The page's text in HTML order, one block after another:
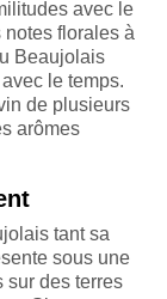
avec le
florales à
Beaujolais
le temps.
de plusieurs
arômes
tant sa
sous une
sur des terres